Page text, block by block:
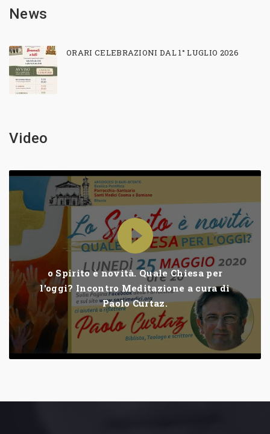
News
ORARI CELEBRAZIONI DAL 1° LUGLIO 2026
Video
o Spirito è novità. Quale Chiesa per
l'oggi? Incontro Meditazione a cura di
Paolo Curtaz.